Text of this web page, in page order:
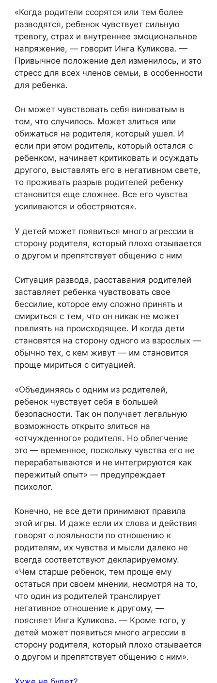
«Когда родители ссорятся или тем более
разводятся, ребенок чувствует сильную
тревогу, страх и внутреннее эмоциональное
напряжение, — говорит Инга Куликова. —
Привычное положение дел изменилось, и это
стресс для всех членов семьи, в особенности
для ребенка.
Он может чувствовать себя виноватым в
том, что случилось. Может злиться или
обижаться на родителя, который ушел. И
если при этом родитель, который остался с
ребенком, начинает критиковать и осуждать
другого, выставлять его в негативном свете,
то проживать разрыв родителей ребенку
становится еще сложнее. Все его чувства
усиливаются и обостряются».
У детей может появиться много агрессии в
сторону родителя, который плохо отзывается
о другом и препятствует общению с ним
Ситуация развода, расставания родителей
заставляет ребенка чувствовать свое
бессилие, которое ему сложно принять и
смириться с тем, что он никак не может
повлиять на происходящее. И когда дети
становятся на сторону одного из взрослых —
обычно тех, с кем живут — им становится
проще мириться с ситуацией.
«Объединяясь с одним из родителей,
ребенок чувствует себя в большей
безопасности. Так он получает легальную
возможность открыто злиться на
«отчужденного» родителя. Но облегчение
это — временное, поскольку чувства его не
перерабатываются и не интегрируются как
пережитый опыт» — предупреждает
психолог.
Конечно, не все дети принимают правила
этой игры. И даже если их слова и действия
говорят о лояльности по отношению к
родителям, их чувства и мысли далеко не
всегда соответствуют декларируемому.
«Чем старше ребенок, тем проще ему
остаться при своем мнении, несмотря на то,
что один из родителей транслирует
негативное отношение к другому, —
поясняет Инга Куликова. — Кроме того, у
детей может появиться много агрессии в
сторону родителя, который плохо отзывается
о другом и препятствует общению с ним».